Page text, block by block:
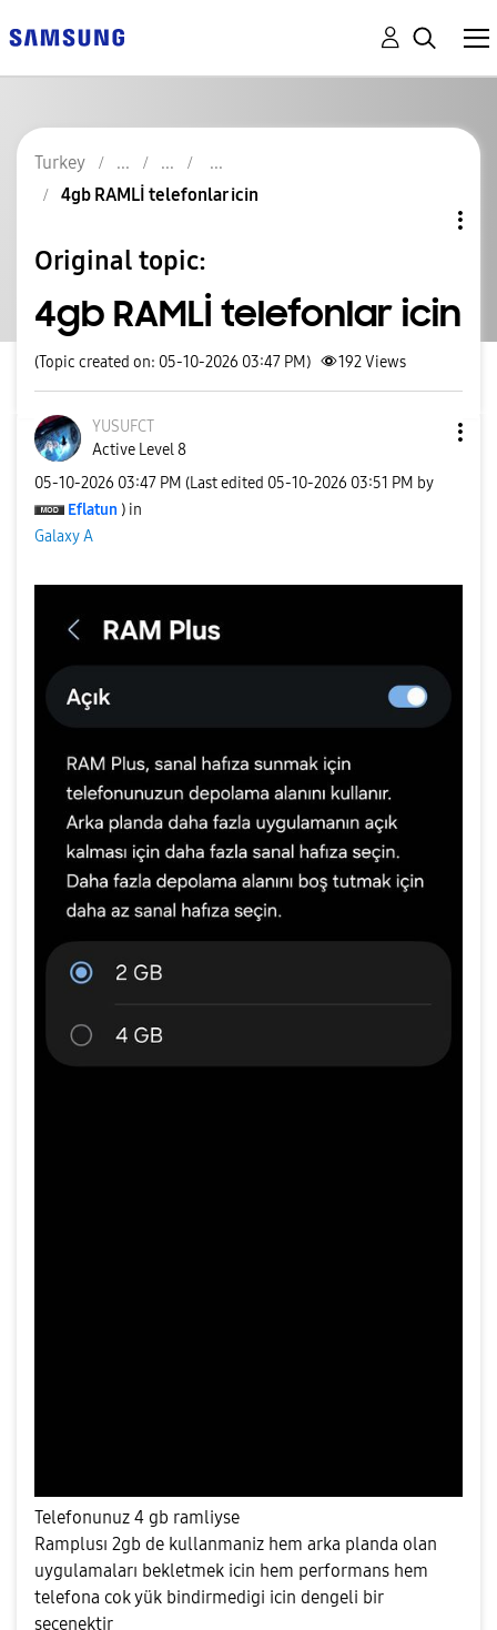
Turkey
4gb RAMLİ telefonlar icin
Original topic:
4gb RAMLİ telefonlar icin
(Topic created on: 05-10-2026 03:47 PM) 192Views
YUSUFCT
Active Level 8
‎05-10-2026 03:47 PM (Last edited ‎05-10-2026 03:51 PM by
Eflatun ) in
Galaxy A
Telefonunuz 4 gb ramliyse
Ramplusı 2gb de kullanmaniz hem arka planda olan
uygulamaları bekletmek icin hem performans hem
telefona cok yük bindirmedigi icin dengeli bir
secenektir